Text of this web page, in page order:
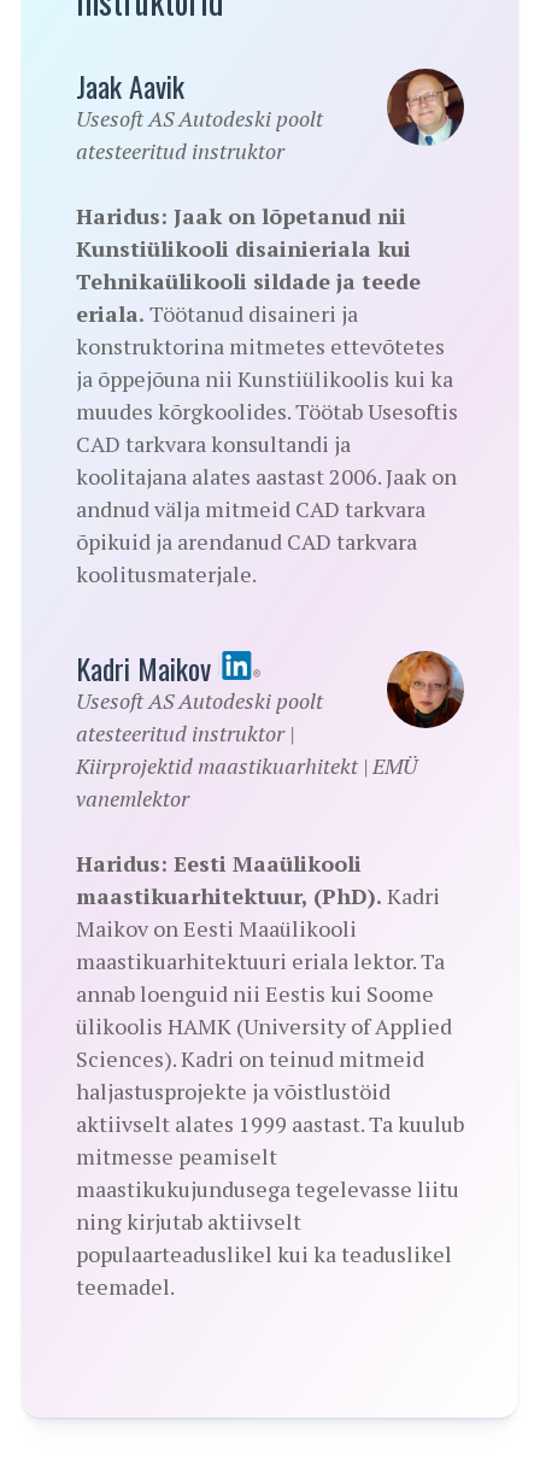
Jaak Aavik
Usesoft AS Autodeski poolt
atesteeritud instruktor
Haridus: Jaak on lõpetanud nii
Kunstiülikooli disainieriala kui
Tehnikaülikooli sildade ja teede
eriala. Töötanud disaineri ja
konstruktorina mitmetes ettevõtetes
ja õppejõuna nii Kunstiülikoolis kui ka
muudes kõrgkoolides. Töötab Usesoftis
CAD tarkvara konsultandi ja
koolitajana alates aastast 2006. Jaak on
andnud välja mitmeid CAD tarkvara
õpikuid ja arendanud CAD tarkvara
koolitusmaterjale.
Kadri Maikov
Usesoft AS Autodeski poolt
atesteeritud instruktor |
Kiirprojektid maastikuarhitekt | EMÜ
vanemlektor
Haridus: Eesti Maaülikooli
maastikuarhitektuur, (PhD). Kadri
Maikov on Eesti Maaülikooli
maastikuarhitektuuri eriala lektor. Ta
annab loenguid nii Eestis kui Soome
ülikoolis HAMK (University of Applied
Sciences). Kadri on teinud mitmeid
haljastusprojekte ja võistlustöid
aktiivselt alates 1999 aastast. Ta kuulub
mitmesse peamiselt
maastikukujundusega tegelevasse liitu
ning kirjutab aktiivselt
populaarteaduslikel kui ka teaduslikel
teemadel.